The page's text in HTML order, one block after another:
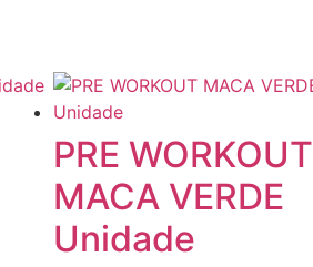
PRE WORKOUT
MACA VERDE
Unidade